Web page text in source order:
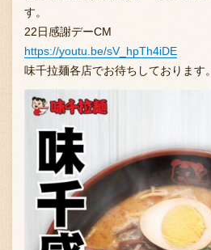
す。
22日感謝デーCM
https://youtu.be/sV_hpTh4iDE
味千拉麺各店でお待ちしております。